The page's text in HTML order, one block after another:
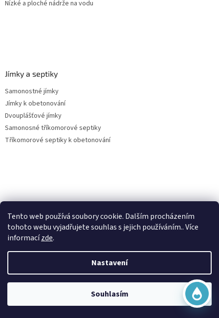
Tento web používá soubory cookie. Dalším procházením
tohoto webu vyjadřujete souhlas s jejich používáním.. Více
informacízde.
Nastavení
Souhlasím
Nízké a ploché nádrže na vodu
Jímky a septiky
Samonostné jímky
Jímky k obetonování
Dvouplášťové jímky
Samonosné tříkomorové septiky
Tříkomorové septiky k obetonování
Kontakty
Posouzení nároku na dotaci dešťovka
O nás
Ochrana osobních údajů
Online
Začít konverzaci